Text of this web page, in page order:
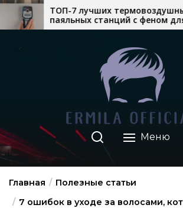
Перейти
лучших термовоздушных
станций с феном для
монтажа
Меню
Главная
Полезные статьи
7 ошибок в уходе за волосами,